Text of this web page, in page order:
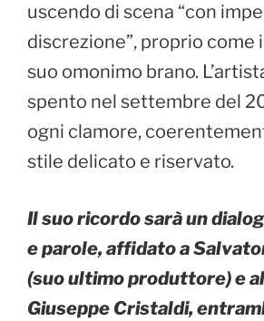
uscendo di scena “con
discrezione”, proprio come
suo omonimo brano.
spento nel settembre del
ogni clamore,
stile delicato e riservato.
Il suo ricordo sarà un
e parole, affidato a
(suo ultimo produttore) e
Giuseppe Cristaldi,